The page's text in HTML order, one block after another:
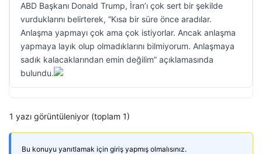
ABD Başkanı Donald Trump, İran’ı çok sert bir şekilde
vurduklarını belirterek, “Kısa bir süre önce aradılar.
Anlaşma yapmayı çok ama çok istiyorlar. Ancak anlaşma
yapmaya layık olup olmadıklarını bilmiyorum. Anlaşmaya
sadık kalacaklarından emin değilim” açıklamasında
bulundu.
1 yazı görüntüleniyor (toplam 1)
Bu konuyu yanıtlamak için giriş yapmış olmalısınız.